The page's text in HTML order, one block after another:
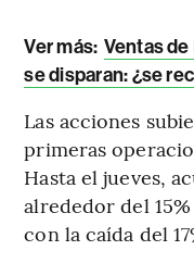
Ver más: Ventas
se disparan: ¿se
Las acciones
primeras
Hasta el jueves,
alrededor del
con la caída del